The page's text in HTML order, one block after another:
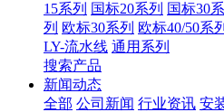
15系列 国标20系列 国标30
列 欧标30系列 欧标40/50系列
LY-流水线 通用系列
搜索产品
新闻动态
全部 公司新闻 行业资讯 安